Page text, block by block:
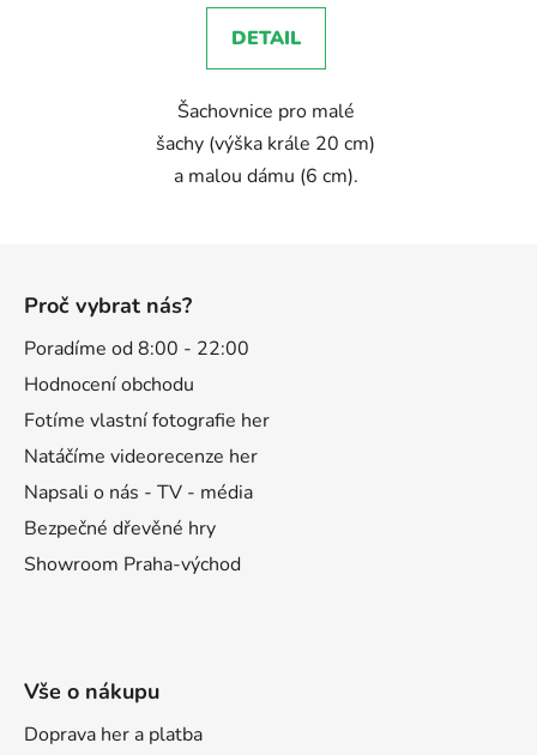
DETAIL
Šachovnice pro malé
šachy (výška krále 20 cm)
a malou dámu (6 cm).
Proč vybrat nás?
Poradíme od 8:00 - 22:00
Hodnocení obchodu
Fotíme vlastní fotografie her
Natáčíme videorecenze her
Napsali o nás - TV - média
Bezpečné dřevěné hry
Showroom Praha-východ
Vše o nákupu
Doprava her a platba